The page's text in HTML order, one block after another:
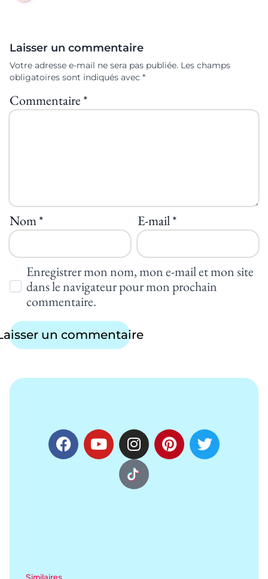
Laisser un commentaire
Votre adresse e-mail ne sera pas publiée. Les champs
obligatoires sont indiqués avec *
Commentaire*
Nom* E-mail*
Enregistrer mon nom, mon e-mail et mon site
dans le navigateur pour mon prochain
commentaire.